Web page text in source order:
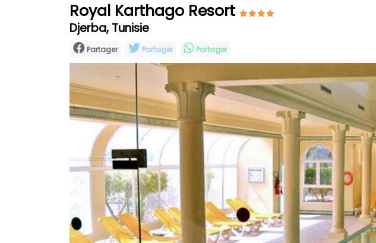
Royal Karthago Resort
Djerba, Tunisie
Partager Partager Partager